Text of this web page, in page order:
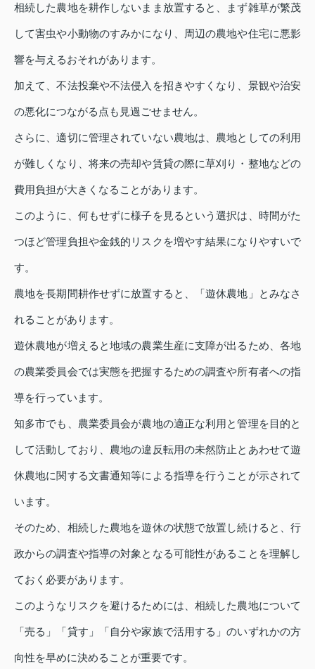
相続した農地を耕作しないまま放置すると、まず雑草が繁茂
して害虫や小動物のすみかになり、周辺の農地や住宅に悪影
響を与えるおそれがあります。
加えて、不法投棄や不法侵入を招きやすくなり、景観や治安
の悪化につながる点も見過ごせません。
さらに、適切に管理されていない農地は、農地としての利用
が難しくなり、将来の売却や賃貸の際に草刈り・整地などの
費用負担が大きくなることがあります。
このように、何もせずに様子を見るという選択は、時間がた
つほど管理負担や金銭的リスクを増やす結果になりやすいで
す。
農地を長期間耕作せずに放置すると、「遊休農地」とみなさ
れることがあります。
遊休農地が増えると地域の農業生産に支障が出るため、各地
の農業委員会では実態を把握するための調査や所有者への指
導を行っています。
知多市でも、農業委員会が農地の適正な利用と管理を目的と
して活動しており、農地の違反転用の未然防止とあわせて遊
休農地に関する文書通知等による指導を行うことが示されて
います。
そのため、相続した農地を遊休の状態で放置し続けると、行
政からの調査や指導の対象となる可能性があることを理解し
ておく必要があります。
このようなリスクを避けるためには、相続した農地について
「売る」「貸す」「自分や家族で活用する」のいずれかの方
向性を早めに決めることが重要です。